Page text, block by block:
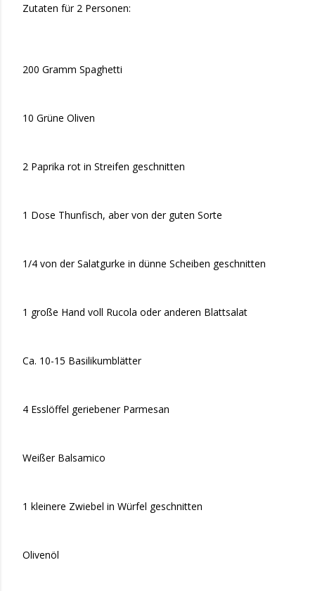
Zutaten für 2 Personen:
200 Gramm Spaghetti
10 Grüne Oliven
2 Paprika rot in Streifen geschnitten
1 Dose Thunfisch, aber von der guten Sorte
1/4 von der Salatgurke in dünne Scheiben geschnitten
1 große Hand voll Rucola oder anderen Blattsalat
Ca. 10-15 Basilikumblätter
4 Esslöffel geriebener Parmesan
Weißer Balsamico
1 kleinere Zwiebel in Würfel geschnitten
Olivenöl